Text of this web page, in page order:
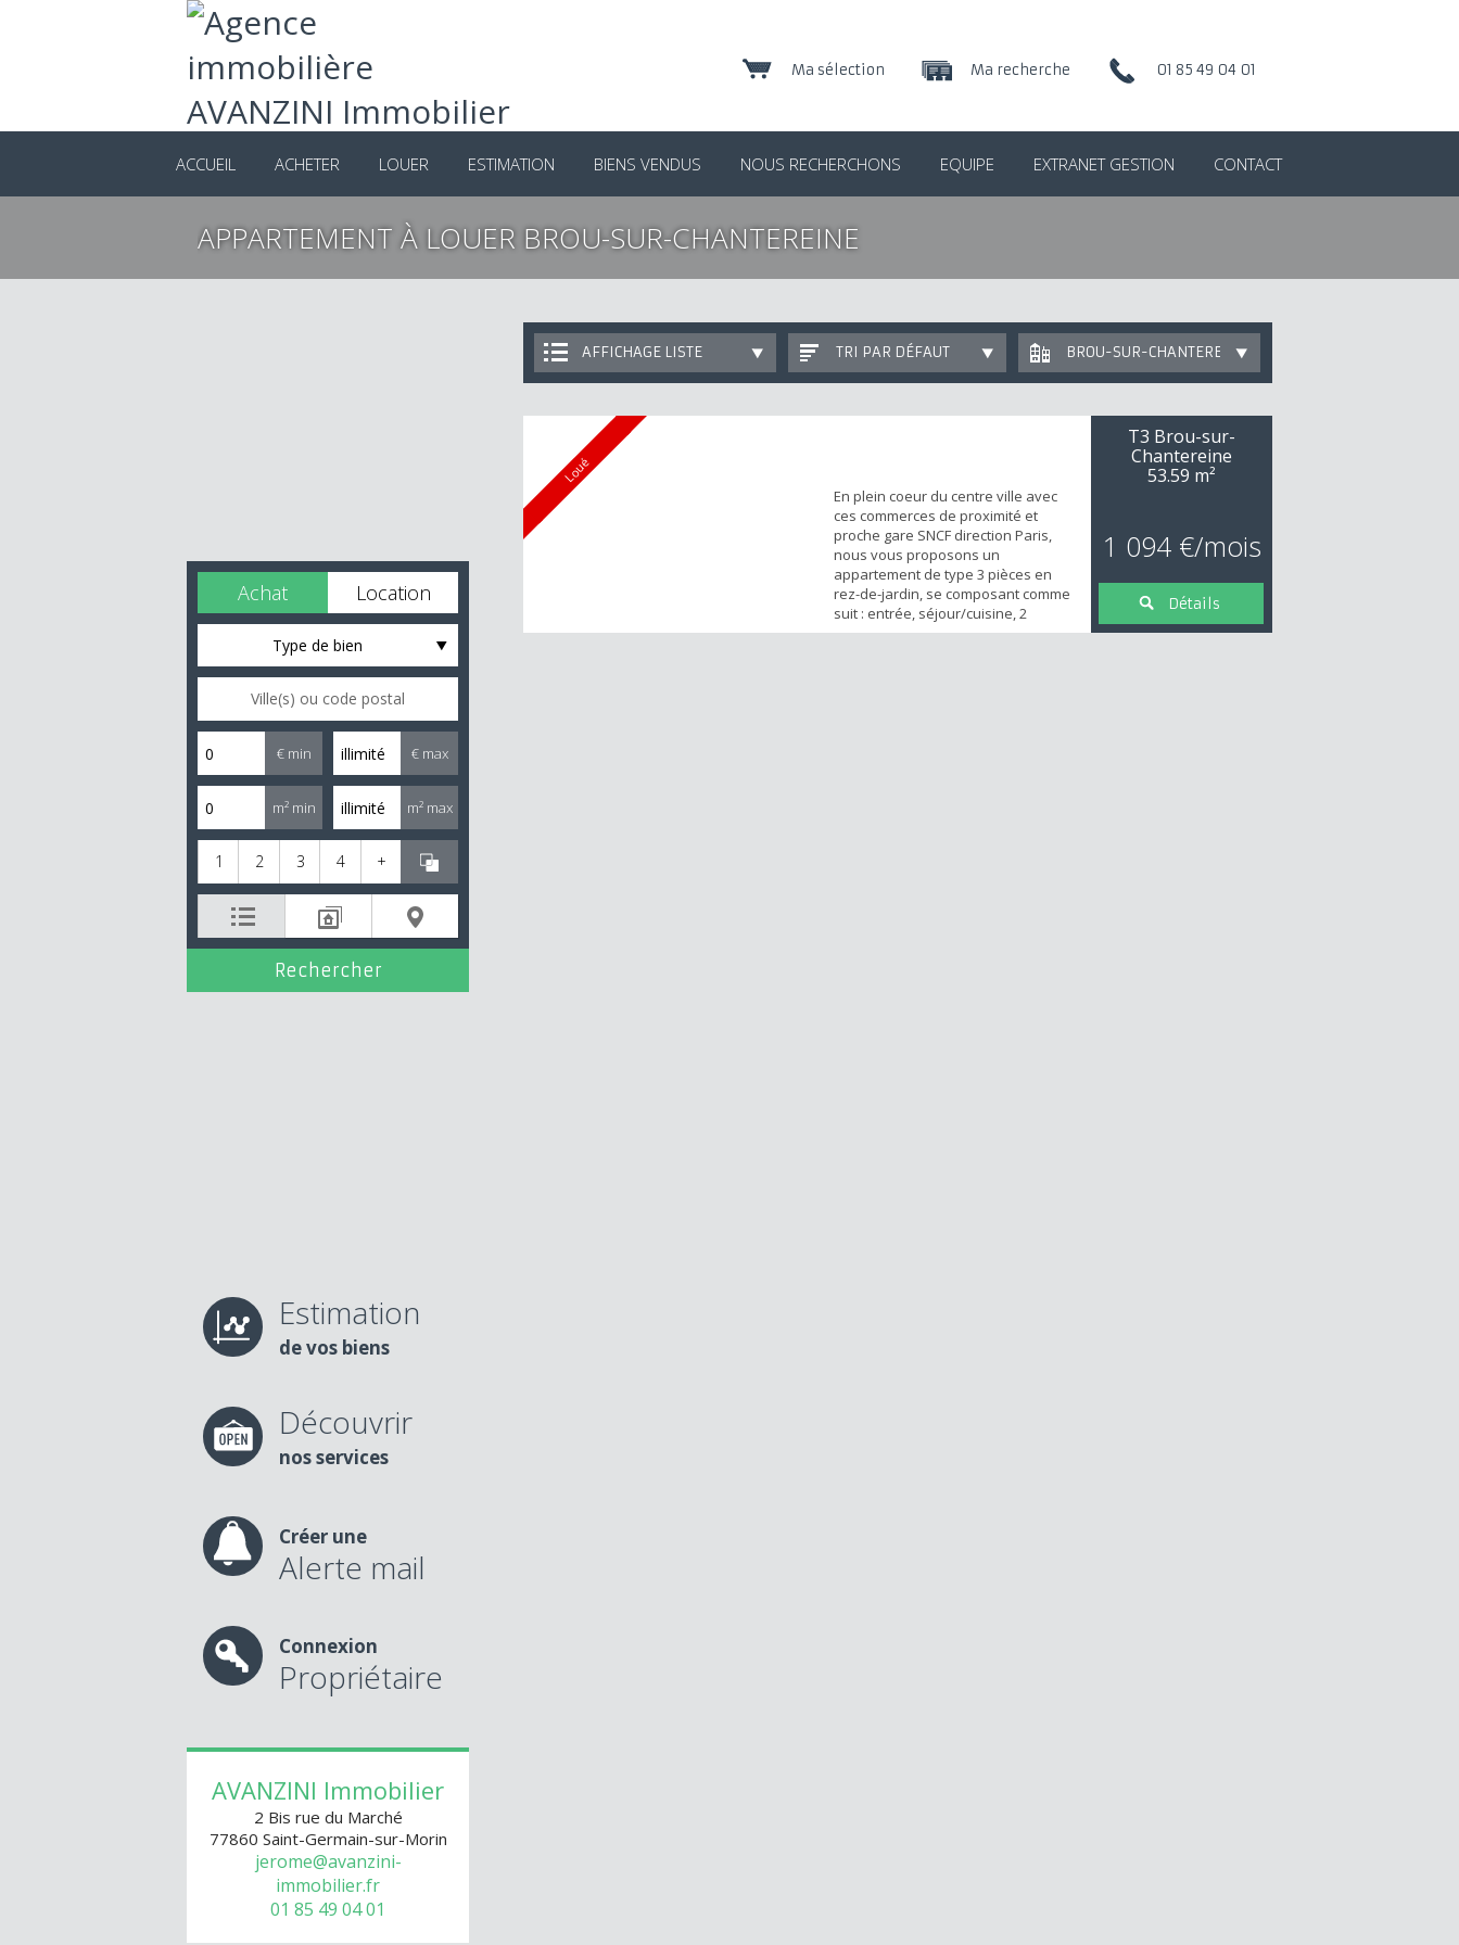
01 85 49 04 01
Ma recherche
Ma sélection
ACCUEIL ACHETER LOUER ESTIMATION BIENS VENDUS NOUS RECHERCHONS EQUIPE EXTRANET GESTION CONTACT
APPARTEMENT À LOUER BROU-SUR-CHANTEREINE
Achat Location
Type de bien
€ min € max
m² min m² max
1 2 3 4 +
Estimation
de vos biens
Découvrir
nos services
Créer une
Alerte mail
Connexion
Propriétaire
AVANZINI Immobilier
2 Bis rue du Marché
77860 Saint-Germain-sur-Morin
jerome@avanzini-
immobilier.fr
01 85 49 04 01
AFFICHAGE LISTE TRI PAR DÉFAUT BROU-SUR-CHANTEREINE
Loué
En plein coeur du centre ville avec
ces commerces de proximité et
proche gare SNCF direction Paris,
nous vous proposons un
appartement de type 3 pièces en
rez-de-jardin, se composant comme
suit : entrée, séjour/cuisine, 2
chambres, salle de bain, WC. 2
T3 Brou-sur-
Chantereine
53.59 m²
1 094 €/mois
Détails